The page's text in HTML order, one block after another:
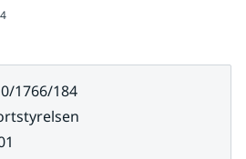
1766/184